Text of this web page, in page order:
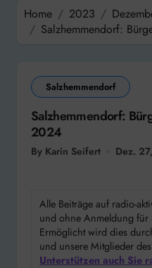
Home 2023
Salzhemmendorf:
Salzhemmendorf
Salzhemmendorf:
2024
By Karin Seifert Dez.
Alle Beiträge auf radio-
und ohne Anmeldung für
Ermöglicht wird dies
und unsere Mitglieder
Unterstützen auch Sie